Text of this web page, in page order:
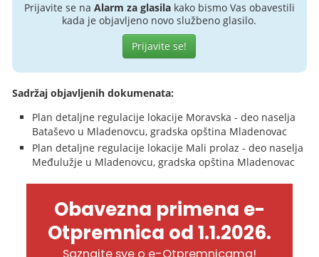
Prijavite se na Alarm za glasilakako bismo Vas obavestili
kada je objavljeno novo službeno glasilo.
Prijavite se!
Sadržaj objavljenih dokumenata:
Plan detaljne regulacije lokacije Moravska - deo naselja
Bataševo u Mladenovcu, gradska opština Mladenovac
Plan detaljne regulacije lokacije Mali prolaz - deo naselja
Međulužje u Mladenovcu, gradska opština Mladenovac
Obavezna primena e-
Otpremnica od 1.1.2026.